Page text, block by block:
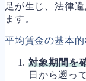
足が生じ、法律
ます。
平均賃金の基本
対象期間を
日から遡っ